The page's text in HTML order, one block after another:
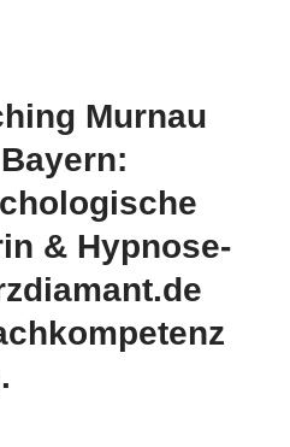
Murnau
& Hypnose-